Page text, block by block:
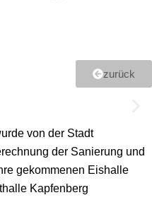
zurück
von der Stadt
der Sanierung und
gekommenen Eishalle
Kapfenberg